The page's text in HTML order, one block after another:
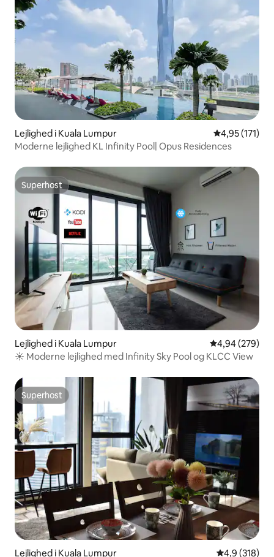
Lejlighed i Kuala Lumpur 4,95 ud af 5 i
4,95 (171)
Moderne lejlighed KL Infinity Pool| Opus Residences
Superhost
Superhost
Lejlighed i Kuala Lumpur 4,94 ud af 5 i
4,94 (279)
☀ Moderne lejlighed med Infinity Sky Pool og KLCC View
Superhost
Superhost
Lejlighed i Kuala Lumpur 4,9 ud af 5 i
4,9 (318)